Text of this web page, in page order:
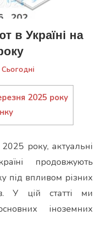
в Україні на
Сьогодні
2025 року
року, актуальні
продовжують
під впливом різних
У цій статті ми
іноземних